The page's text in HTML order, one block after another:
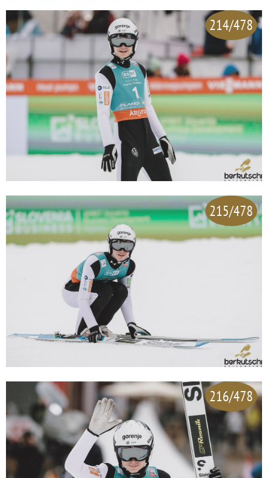
214/478
215/478
216/478